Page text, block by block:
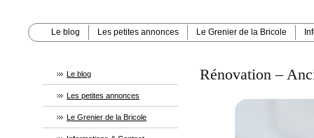
Le blog Les petites annonces Le Grenier de la Bricole
Le blog
Les petites annonces
Le Grenier de la Bricole
Rénovation –